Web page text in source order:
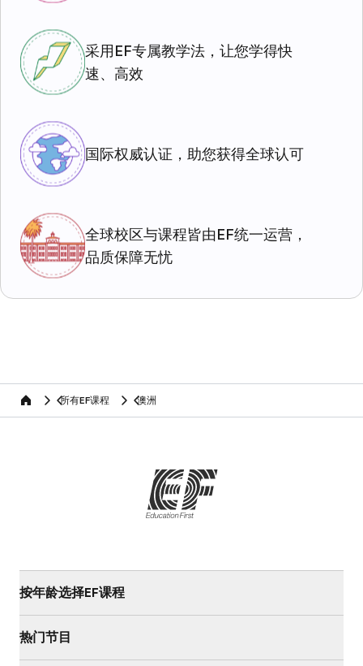
采用EF专属教学法，让您学得快
速、高效
国际权威认证，助您获得全球认可
全球校区与课程皆由EF统一运营，
品质保障无忧
home 所有EF课程 澳洲
按年龄选择EF课程
热门节目